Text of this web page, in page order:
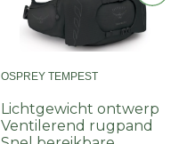
OSPREY TEMPEST
Lichtgewicht ontwerp
Ventilerend rugpand